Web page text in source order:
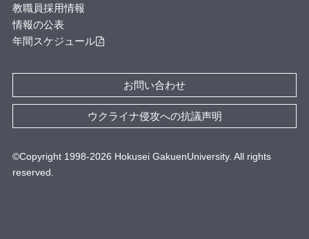
教職員採用情報
情報の公表
年間スケジュール
お問い合わせ
ウクライナ侵攻への抗議声明
©Copyright 1998-2026 Hokusei GakuenUniversity. All rights
reserved.